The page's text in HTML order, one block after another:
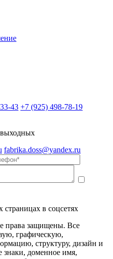
43 +7 (925) 498-78-19
выходных
fabrika.doss@yandex.ru
в соцсетях
права защищены. Все
графическую,
структуру, дизайн и
знаки, доменное имя,